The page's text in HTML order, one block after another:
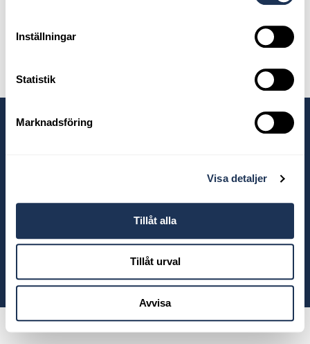
Inställningar
Statistik
Marknadsföring
Visa detaljer
Tillåt alla
Tillåt urval
Avvisa
Våra anläggningar
© 2026 Ahlberg Bil
Powered byWayke